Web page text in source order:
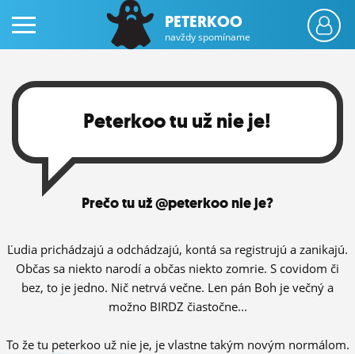
PRIHLÁS SA
ČINŽIAK
FÓRUM
STATUSY
BLOGY
OBRÁZKY
PETERKOO
navždy spomíname
Peterkoo tu už nie je!
Prečo tu už @peterkoo nie je?
Ľudia prichádzajú a odchádzajú, kontá sa registrujú a zanikajú.
Občas sa niekto narodí a občas niekto zomrie. S covidom či
bez, to je jedno. Nič netrvá večne. Len pán Boh je večný a
možno BIRDZ čiastočne...
To že tu peterkoo už nie je, je vlastne takým novým normálom.